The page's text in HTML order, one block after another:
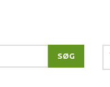
SØG